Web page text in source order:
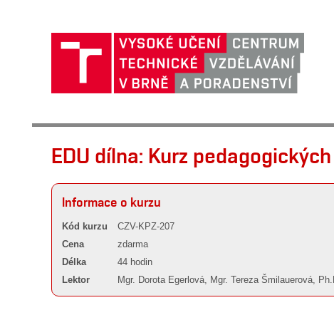
EDU dílna: Kurz
Informace o kurzu
Kód kurzu
CZV-KPZ-207
Cena
zdarma
Délka
44 hodin
Lektor
Mgr. Dorota Egerlová, Mgr. Tereza Šmilauerová,